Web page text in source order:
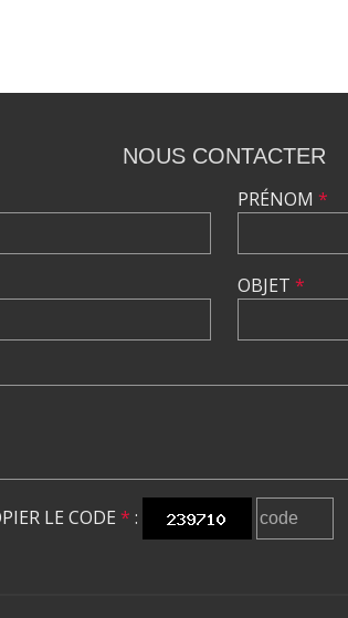
NOUS CONTACTER
PRÉNOM *
OBJET *
LE CODE * :